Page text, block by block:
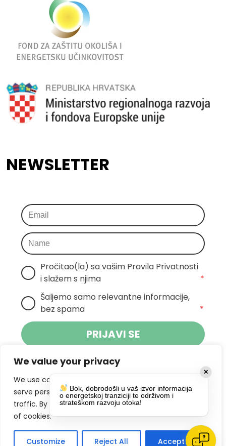
We value your privacy
We use cookies to enhance your browsing experience,
serve personalized ads or content, and analyze our
traffic. By clicking "Accept All", you consent to our use
of cookies.
Customize Reject All Accept All
NEWSLETTER
Pročitao(la) sa vašim Pravila Privatnosti
i slažem s njima
*
Šaljemo samo relevantne informacije,
bez spama
*
PRIJAVI SE
Klikom na gumb dajete suglasnost za
primanje novosti Pokreta Otoka te se
slažete spolitikom privatnosti.
DRUŠTVENE MREŽE
✕
Bok, dobrodošli u vaš izvor informacija
o energetskoj tranziciji te održivom i
strateškom razvoju otoka!